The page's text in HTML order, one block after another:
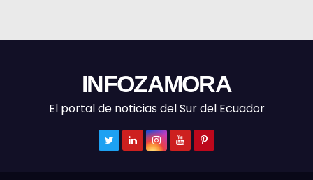
INFOZAMORA
El portal de noticias del Sur del Ecuador